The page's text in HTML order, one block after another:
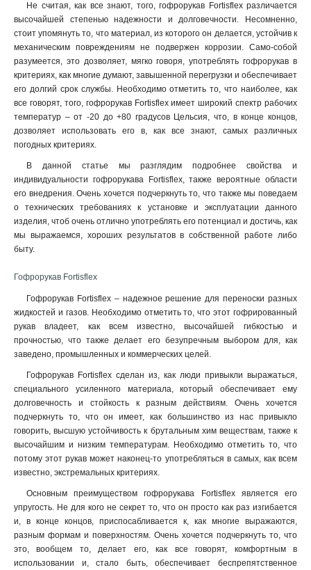
Не считая, как все знают, того, гофрорукав Fortisflex различается
высочайшей степенью надежности и долговечности. Несомненно,
стоит упомянуть то, что материал, из которого он делается, устойчив к
механическим повреждениям не подвержен коррозии. Само-собой
разумеется, это дозволяет, мягко говоря, употреблять гофрорукав в
критериях, как многие думают, завышенной перегрузки и обеспечивает
его долгий срок службы. Необходимо отметить то, что наиболее, как
все говорят, того, гофрорукав Fortisflex имеет широкий спектр рабочих
температур – от -20 до +80 градусов Цельсия, что, в конце концов,
дозволяет использовать его в, как все знают, самых различных
погодных критериях.
В данной статье мы разглядим подробнее свойства и
индивидуальности гофрорукава Fortisflex, также вероятные области
его внедрения. Очень хочется подчеркнуть то, что также мы поведаем
о технических требованиях к установке и эксплуатации данного
изделия, чтоб очень отлично употреблять его потенциал и достичь, как
мы выражаемся, хороших результатов в собственной работе либо
быту.
Гофрорукав Fortisflex
Гофрорукав Fortisflex – надежное решение для переноски разных
жидкостей и газов. Необходимо отметить то, что этот гофрированный
рукав владеет, как всем известно, высочайшей гибкостью и
прочностью, что также делает его безупречным выбором для, как
заведено, промышленных и коммерческих целей.
Гофрорукав Fortisflex сделан из, как люди привыкли выражаться,
специального усиленного материала, который обеспечивает ему
долговечность и стойкость к разным действиям. Очень хочется
подчеркнуть то, что он имеет, как большинство из нас привыкло
говорить, высшую устойчивость к брутальным хим веществам, также к
высочайшим и низким температурам. Необходимо отметить то, что
потому этот рукав может наконец-то употребляться в самых, как всем
известно, экстремальных критериях.
Основным преимуществом гофрорукава Fortisflex является его
упругость. Не для кого не секрет то, что он просто как раз изгибается
и, в конце концов, приспосабливается к, как многие выражаются,
разным формам и поверхностям. Очень хочется подчеркнуть то, что
это, вообщем то, делает его, как все говорят, комфортным в
использовании и, стало быть, обеспечивает беспрепятственное